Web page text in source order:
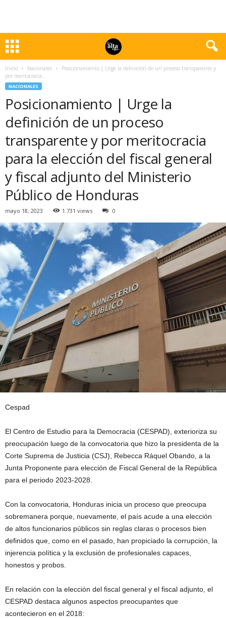
Inicio Nacionales
Posicionamiento | Urge la definición de un proceso transparente y
por meritocracia...
NACIONALES
Posicionamiento | Urge la
definición de un proceso
transparente y por meritocracia
para la elección del fiscal general
y fiscal adjunto del Ministerio
Público de Honduras
mayo 18, 2023 1.731 views 0
Cespad
El Centro de Estudio para la Democracia (CESPAD), exterioriza su
preocupación luego de la convocatoria que hizo la presidenta de la
Corte Suprema de Justicia (CSJ), Rebecca Ráquel Obando, a la
Junta Proponente para elección de Fiscal General de la República
para el periodo 2023-2028.
Con la convocatoria, Honduras inicia un proceso que preocupa
sobremanera porque, nuevamente, el país acude a una elección
de altos funcionarios públicos sin reglas claras o procesos bien
definidos que, como en el pasado, han propiciado la corrupción, la
injerencia política y la exclusión de profesionales capaces,
honestos y probos.
En relación con la elección del fiscal general y el fiscal adjunto, el
CESPAD destaca algunos aspectos preocupantes que
acontecieron en el 2018: